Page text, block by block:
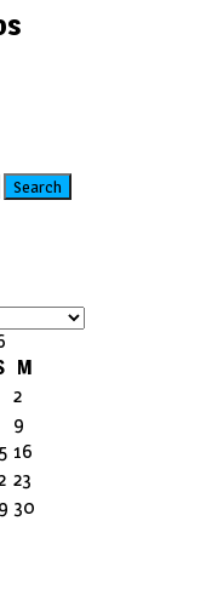
Search
M
2
9
16
23
30